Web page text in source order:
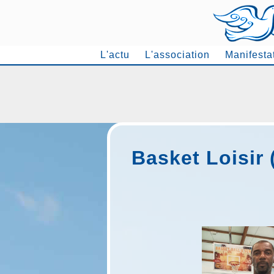
L'actu L'association
Basket Loisir